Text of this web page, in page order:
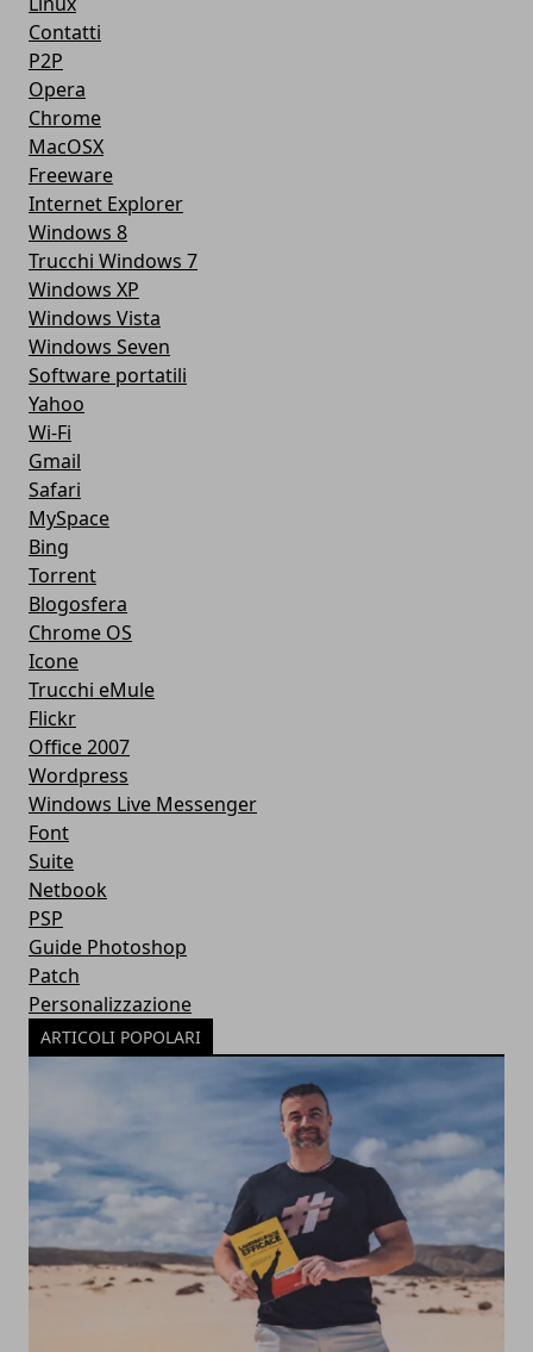
Contatti
P2P
Opera
Chrome
MacOSX
Freeware
Internet Explorer
Windows 8
Trucchi Windows 7
Windows XP
Windows Vista
Windows Seven
Software portatili
Yahoo
Wi-Fi
Gmail
Safari
MySpace
Bing
Torrent
Blogosfera
Chrome OS
Icone
Trucchi eMule
Flickr
Office 2007
Wordpress
Windows Live Messenger
Font
Suite
Netbook
PSP
Guide Photoshop
Patch
Personalizzazione
ARTICOLI POPOLARI